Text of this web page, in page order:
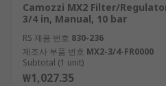
Camozzi MX2 Filter/
3/4 in, Manual, 10 bar
RS 제품 번호 830-236
제조사 부품 번호 MX2-3/4-FR0000
Subtotal (1 unit)
₩1,027.35